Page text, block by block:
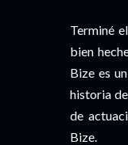
Terminé
bien
Bize es
historia
de
Bize.